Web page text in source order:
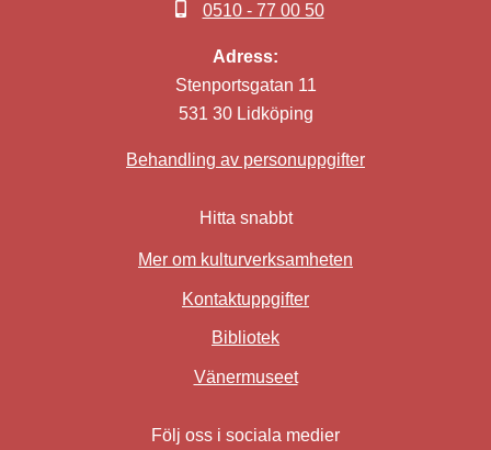
0510 - 77 00 50
Adress:
Stenportsgatan 11
531 30 Lidköping
Behandling av personuppgifter
Hitta snabbt
Mer om kulturverksamheten
Kontaktuppgifter
Bibliotek
VänermuseetLänk till annan
Följ oss i sociala medier